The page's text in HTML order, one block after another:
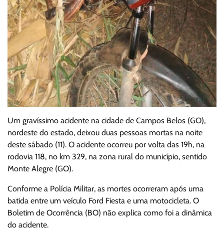
Um gravíssimo acidente na cidade de Campos Belos (GO),
nordeste do estado, deixou duas pessoas mortas na noite
deste sábado (11). O acidente ocorreu por volta das 19h, na
rodovia 118, no km 329, na zona rural do município, sentido
Monte Alegre (GO).
Conforme a Polícia Militar, as mortes ocorreram após uma
batida entre um veículo Ford Fiesta e uma motocicleta. O
Boletim de Ocorrência (BO) não explica como foi a dinâmica
do acidente.